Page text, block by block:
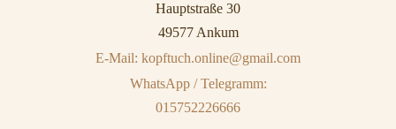
Hauptstraße 30
49577 Ankum
E-Mail: kopftuch.online@gmail.com
WhatsApp / Telegramm:
015752226666